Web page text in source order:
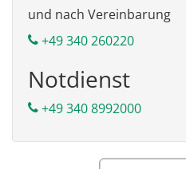
und nach Vereinbarung
+49 340 260220
Notdienst
+49 340 8992000